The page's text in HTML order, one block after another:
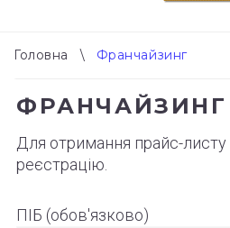
Головна \ Франчайзинг
ФРАНЧАЙЗИНГ
ФРАНЧАЙЗИНГ
Для отримання прайс-листу
реєстрацію.
ПІБ (обов'язково)